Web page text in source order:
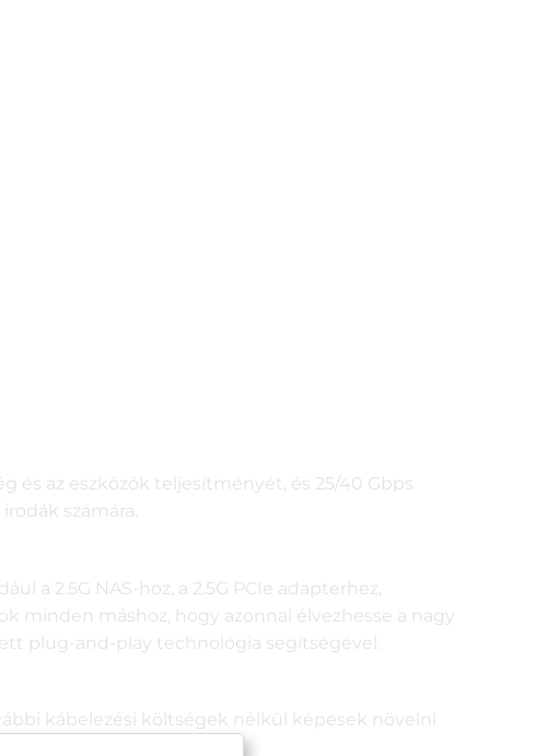
és az eszközök teljesítményét, és 25/40 Gbps
számára.
a 2.5G NAS-hoz, a 2.5G PCIe adapterhez,
minden máshoz, hogy azonnal élvezhesse a nagy
plug-and-play technológia segítségével.
kábelezési költségek nélkül képesek növelni